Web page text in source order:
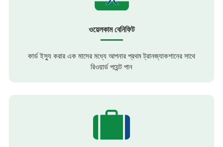
ওয়েলকাম বেনিফিট
কার্ড ইস্যু করার এক মাসের মধ্যে আপনার প্রথম ট্রানজ্যাকশানের সাথে
রিওয়ার্ড পয়েন্ট পান